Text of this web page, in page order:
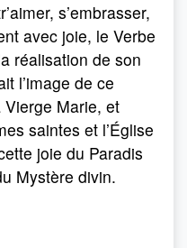
s’embrasser,
avec joie, le Verbe
réalisation de son
l’image de ce
Vierge Marie, et
saintes et l’Église
joie du Paradis
Mystère divin.